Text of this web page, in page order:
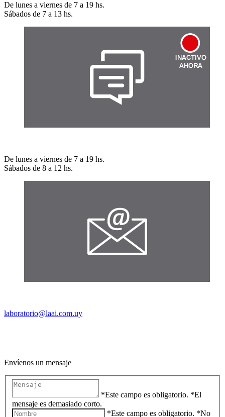
De lunes a viernes de 7 a 19 hs.
Sábados de 7 a 13 hs.
De lunes a viernes de 7 a 19 hs.
Sábados de 8 a 12 hs.
laboratorio@laai.com.uy
Envíenos un mensaje
*Este campo es obligatorio. *El
mensaje es demasiado corto.
*Este campo es obligatorio. *No